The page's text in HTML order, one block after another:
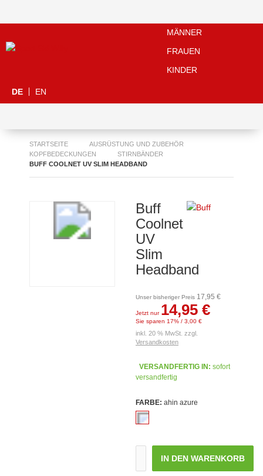
MÄNNER
FRAUEN
KINDER
DE EN
STARTSEITE
AUSRÜSTUNG UND ZUBEHÖR
KOPFBEDECKUNGEN
STIRNBÄNDER
BUFF COOLNET UV SLIM HEADBAND
Buff
Coolnet
UV
Slim
Headband
Unser bisheriger Preis 17,95 €
Jetzt nur 14,95 €
Sie sparen 17% / 3,00 €
inkl. 20 % MwSt. zzgl.
Versandkosten
VERSANDFERTIG IN: sofort
versandfertig
FARBE: ahin azure
IN DEN WARENKORB